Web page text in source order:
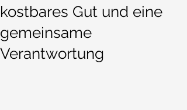
kostbares Gut und eine
gemeinsame
Verantwortung